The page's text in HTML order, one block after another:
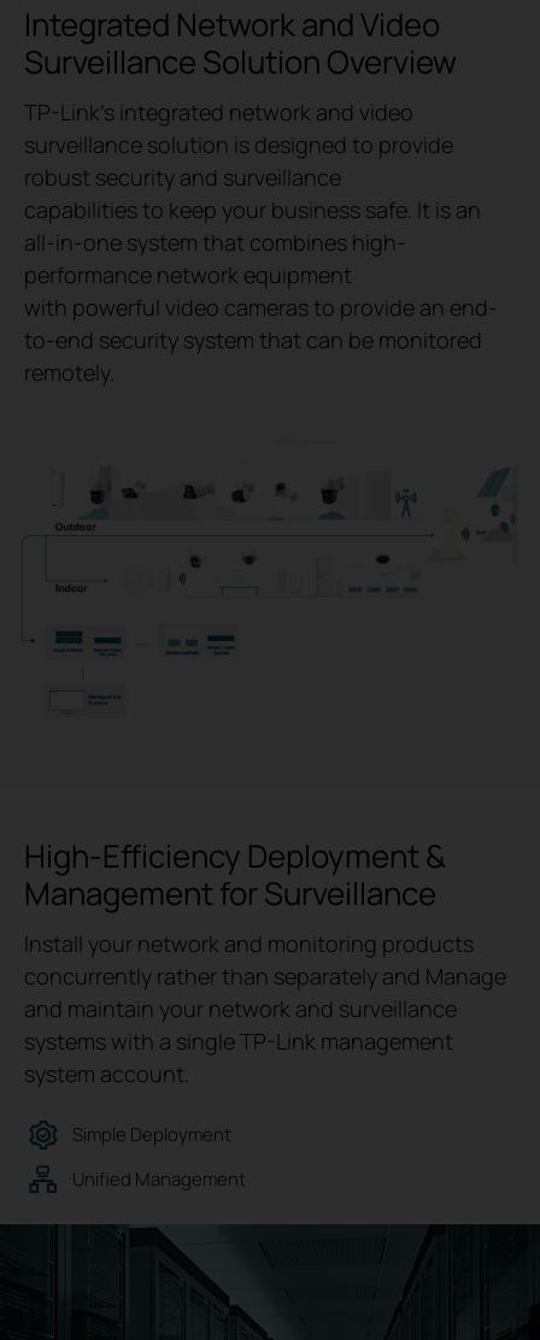
Integrated Network and Video
Surveillance Solution Overview
TP-Link's integrated network and video
surveillance solution is designed to provide
robust security and surveillance
capabilities to keep your business safe. It is an
all-in-one system that combines high-
performance network equipment
with powerful video cameras to provide an end-
to-end security system that can be monitored
remotely.
High-Efficiency Deployment &
Management for Surveillance
Install your network and monitoring products
concurrently rather than separately and Manage
and maintain your network and surveillance
systems with a single TP-Link management
system account.
Simple Deployment
Unified Management